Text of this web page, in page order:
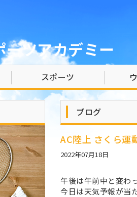
ーツアカデミー
スポーツ
ブログ
AC陸上 さくら運
2022年07月18日
午後は午前中と変わ
今日は天気予報が当